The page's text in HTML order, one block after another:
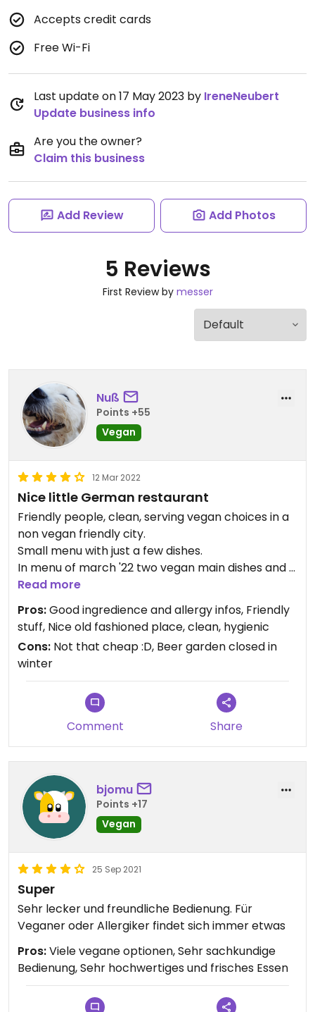
Accepts credit cards
Free Wi-Fi
Last update on 17 May 2023 by IreneNeubert
Update business info
Are you the owner?
Claim this business
Add Review Add Photos
5 Reviews
First Review by messer
Nuß
Points +55
Vegan
12 Mar 2022
Nice little German restaurant
Friendly people, clean, serving vegan choices in a
non vegan friendly city.
Small menu with just a few dishes.
In menu of march '22 two vegan main dishes and 1
vegan soup.
No vegan dessert in the menu, but didn't ask if
they could make one.
Read more
Pros:Good ingredience and allergy infos, Friendly
stuff, Nice old fashioned place, clean, hygienic
Cons: Not that cheap :D, Beer garden closed in
winter
Comment Share
bjomu
Points +17
Vegan
25 Sep 2021
Super
Sehr lecker und freundliche Bedienung. Für
Veganer oder Allergiker findet sich immer etwas
Pros:Viele vegane optionen, Sehr sachkundige
Bedienung, Sehr hochwertiges und frisches Essen